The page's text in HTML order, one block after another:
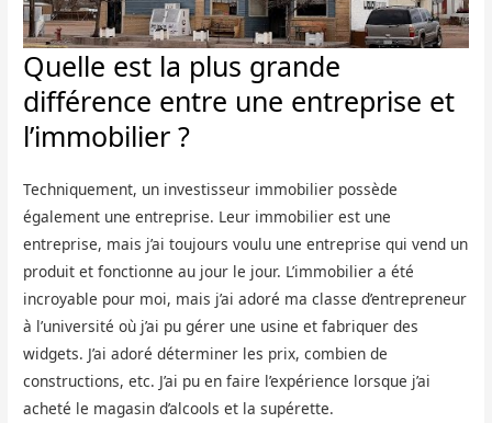
Quelle est la plus grande
différence entre une entreprise et
l’immobilier ?
Techniquement, un investisseur immobilier possède
également une entreprise. Leur immobilier est une
entreprise, mais j’ai toujours voulu une entreprise qui vend un
produit et fonctionne au jour le jour. L’immobilier a été
incroyable pour moi, mais j’ai adoré ma classe d’entrepreneur
à l’université où j’ai pu gérer une usine et fabriquer des
widgets. J’ai adoré déterminer les prix, combien de
constructions, etc. J’ai pu en faire l’expérience lorsque j’ai
acheté le magasin d’alcools et la supérette.